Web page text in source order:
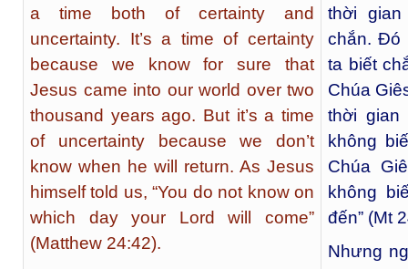
a time both of certainty and
uncertainty. It’s a time of certainty
because we know for sure that
Jesus came into our world over two
thousand years ago. But it’s a time
of uncertainty because we don’t
know when he will return. As Jesus
himself told us, “You do not know on
which day your Lord will come”
(Matthew 24:42).
thời
chắn. Đó
ta biết
Chúa
thời
không
Chúa
không
đến” (Mt
Nhưng